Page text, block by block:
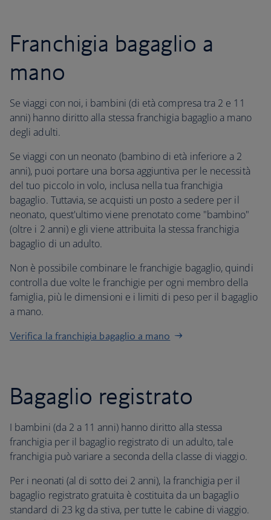
Franchigia bagaglio a
mano
Se viaggi con noi, i bambini (di età compresa tra 2 e 11
anni) hanno diritto alla stessa franchigia bagaglio a mano
degli adulti.
Se viaggi con un neonato (bambino di età inferiore a 2
anni), puoi portare una borsa aggiuntiva per le necessità
del tuo piccolo in volo, inclusa nella tua franchigia
bagaglio. Tuttavia, se acquisti un posto a sedere per il
neonato, quest'ultimo viene prenotato come "bambino"
(oltre i 2 anni) e gli viene attribuita la stessa franchigia
bagaglio di un adulto.
Non è possibile combinare le franchigie bagaglio, quindi
controlla due volte le franchigie per ogni membro della
famiglia, più le dimensioni e i limiti di peso per il bagaglio
a mano.
Verifica la franchigia bagaglio a mano
Bagaglio registrato
I bambini (da 2 a 11 anni) hanno diritto alla stessa
franchigia per il bagaglio registrato di un adulto, tale
franchigia può variare a seconda della classe di viaggio.
Per i neonati (al di sotto dei 2 anni), la franchigia per il
bagaglio registrato gratuita è costituita da un bagaglio
standard di 23 kg da stiva, per tutte le cabine di viaggio.